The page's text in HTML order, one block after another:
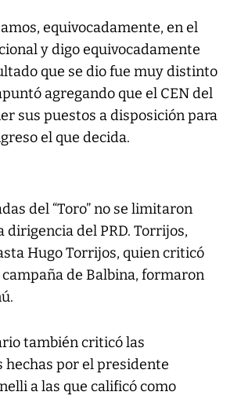
equivocadamente, en el
y digo equivocadamente
que se dio fue muy distinto
agregando que el CEN del
sus puestos a disposición para
el que decida.
del “Toro” no se limitaron
dirigencia del PRD. Torrijos,
Hugo Torrijos, quien criticó
de Balbina, formaron
también criticó las
hechas por el presidente
a las que calificó como